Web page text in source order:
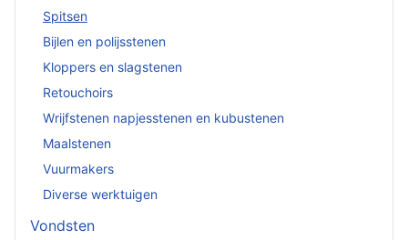
Spitsen
Bijlen en polijsstenen
Kloppers en slagstenen
Retouchoirs
Wrijfstenen napjesstenen en kubustenen
Maalstenen
Vuurmakers
Diverse werktuigen
Vondsten